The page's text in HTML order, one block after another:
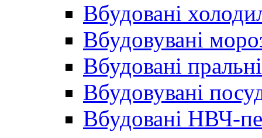
Вбудовані
Вбудовувані
Вбудовані
Вбудовувані
Вбудовані НВЧ-